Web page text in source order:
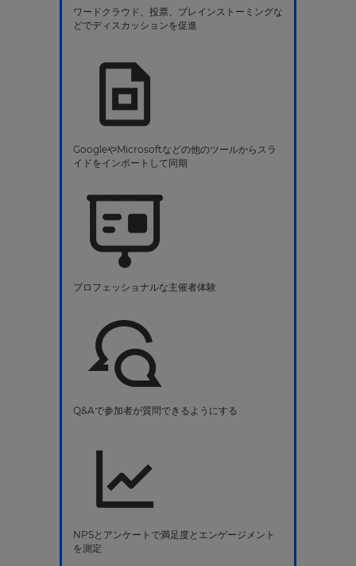
ワードクラウド、投票、ブレインストーミングな
どでディスカッションを促進
GoogleやMicrosoftなどの他のツールからスラ
イドをインポートして同期
プロフェッショナルな主催者体験
Q&Aで参加者が質問できるようにする
NPSとアンケートで満足度とエンゲージメント
を測定